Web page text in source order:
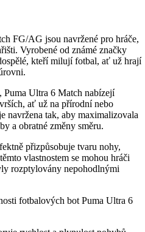
FG/AG jsou navržené pro hráče,
Vyrobené od známé značky
kteří milují fotbal, ať už hrají
Ultra 6 Match nabízejí
ať už na přírodní nebo
navržena tak, aby maximalizovala
a obratné změny směru.
přizpůsobuje tvaru nohy,
vlastnostem se mohou hráči
rozptylovány nepohodlnými
fotbalových bot Puma Ultra 6